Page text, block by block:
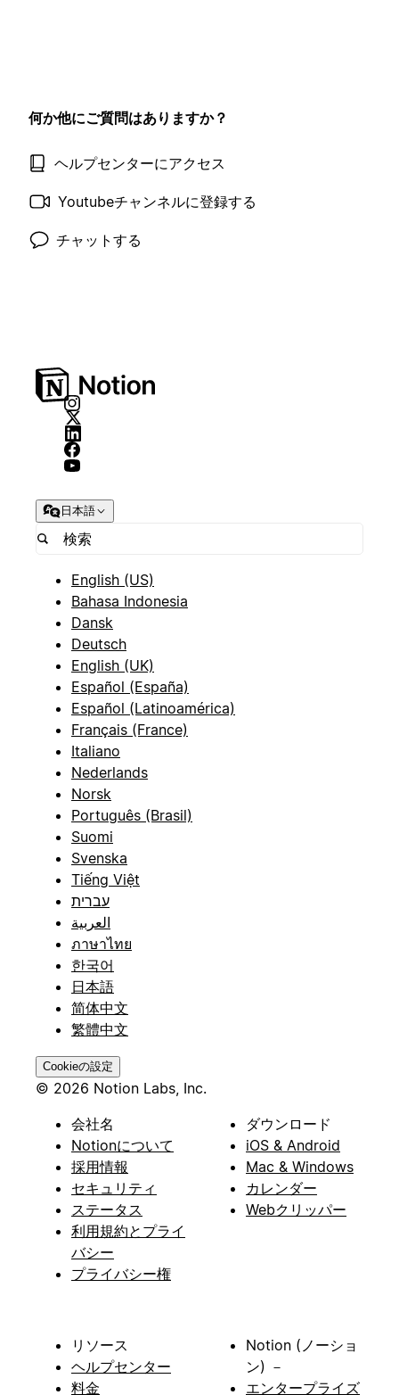
何か他にご質問はありますか？
ヘルプセンターにアクセス
Youtubeチャンネルに登録する
チャットする
日本語
English (US)
Bahasa Indonesia
Dansk
Deutsch
English (UK)
Español (España)
Español (Latinoamérica)
Français (France)
Italiano
Nederlands
Norsk
Português (Brasil)
Suomi
Svenska
Tiếng Việt
עברית
العربية
ภาษาไทย
한국어
日本語
简体中文
繁體中文
Cookieの設定
© 2026 Notion Labs, Inc.
会社名
Notionについて
採用情報
セキュリティ
ステータス
利用規約とプライ
バシー
プライバシー権
ダウンロード
iOS & Android
Mac & Windows
カレンダー
Webクリッパー
リソース
ヘルプセンター
料金
Notion (ノーショ
ン) －
エンタープライズ